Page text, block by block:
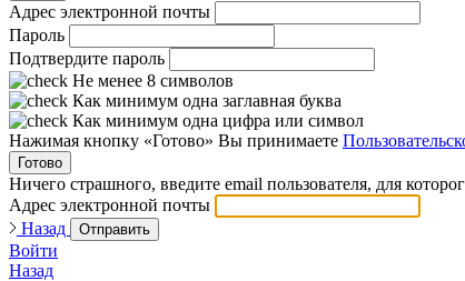
Адрес электронной почты
Пароль
Подтвердите пароль
Не менее 8 символов
Как минимум одна заглавная буква
Как минимум одна цифра или символ
Нажимая кнопку «Готово» Вы принимаете
Готово
Ничего страшного, введите email пользователя, для
Адрес электронной почты
Назад
Отправить
Войти
Назад